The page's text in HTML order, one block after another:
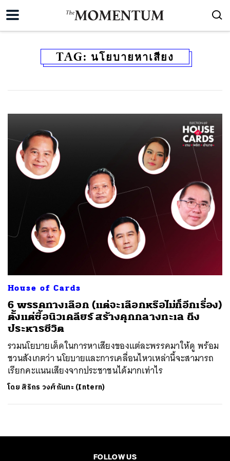
TAG: นโยบายหาเสียง
House of Cards
6 พรรคทางเลือก (แต่จะเลือกหรือไม่ก็อีกเรื่อง)
ตั้งแต่ซื้อนิวเคลียร์ สร้างคุกกลางทะเล ถึง
ประหารชีวิต
รวมนโยบายเด็ดในการหาเสียงของแต่ละพรรคมาให้ดู พร้อม
ชวนสังเกตว่า นโยบายและการเคลื่อนไหวเหล่านี้จะสามารถ
เรียกคะแนนเสียงจากประชาชนได้มากเท่าไร
โดย สิริกร วงศ์กันทะ (Intern)
FOLLOW US
TWEET EMAIL